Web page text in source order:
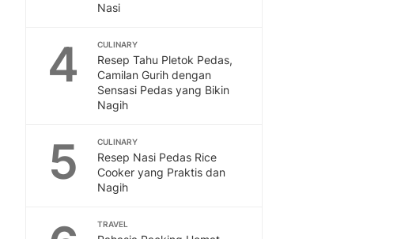
Nasi
4 CULINARY
Resep Tahu Pletok Pedas,
Camilan Gurih dengan
Sensasi Pedas yang Bikin
Nagih
5 CULINARY
Resep Nasi Pedas Rice
Cooker yang Praktis dan
Nagih
TRAVEL